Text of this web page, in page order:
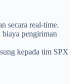
secara real-time.
pengiriman
kepada tim SPX